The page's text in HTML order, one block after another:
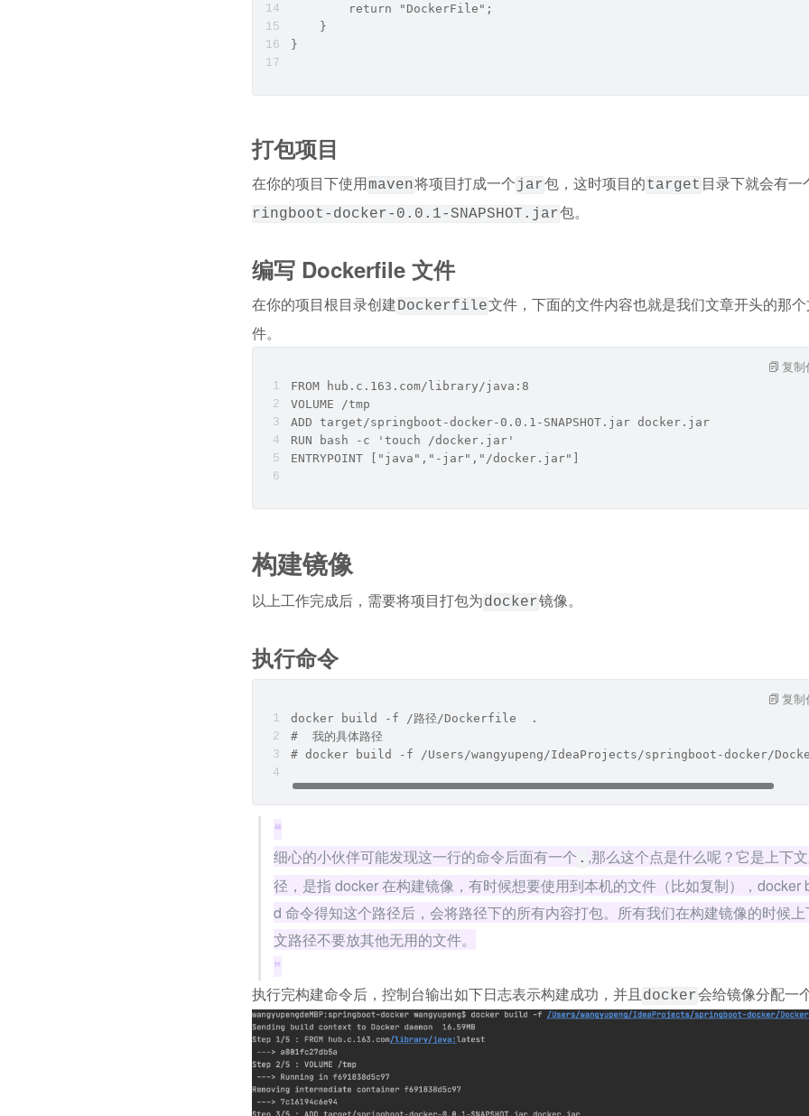
        return "DockerFile";
    }
}
打包项目
在你的项目下使用maven将项目打成一个 jar包，这时项目的target 目录下就会有一
ringboot-docker-0.0.1-SNAPSHOT.jar包。
编写 Dockerfile 文件
在你的项目根目录创建Dockerfile文件，下面的文件内容也就是我们文章开头的那
件。
FROM hub.c.163.com/library/java:8
VOLUME /tmp
ADD target/springboot-docker-0.0.1-SNAPSHOT.jar docker.jar
RUN bash -c 'touch /docker.jar'
ENTRYPOINT ["java","-jar","/docker.jar"]
复制
构建镜像
以上工作完成后，需要将项目打包为docker镜像。
执行命令
docker build -f /路径/Dockerfile  .
#  我的具体路径
# docker build -f /Users/wangyupeng/IdeaProjects/springboot-docker/
复制
❝
细心的小伙伴可能发现这一行的命令后面有一个 . ,那么这个点是什么呢？它是上下
径，是指 docker 在构建镜像，有时候想要使用到本机的文件（比如复制），docker
d 命令得知这个路径后，会将路径下的所有内容打包。所有我们在构建镜像的时候
文路径不要放其他无用的文件。
❞
执行完构建命令后，控制台输出如下日志表示构建成功，并且 docker会给镜像分配一